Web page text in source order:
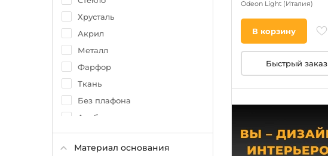
Разноцветный
Бронза
Коньячный
Хрусталь
Акрил
Металл
Фарфор
Ткань
Без плафона
Алебастр
Материал основания
Odeon Light (Италия)
В корзину
Быстрый заказ